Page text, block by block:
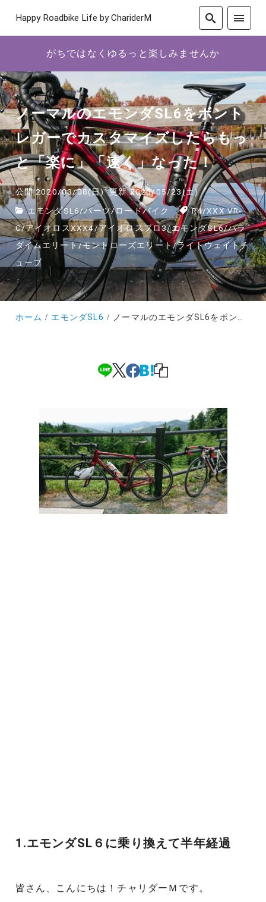
Happy Roadbike Life by ChariderM
がちではなくゆるっと楽しみませんか
ノーマルのエモンダSL6をボント
レガーでカスタマイズしたらもっ
と「楽に」「速く」なった！
公開:2020/03/08(日) 更新:2020/05/23(土)
エモンダSL6/パーツ/ロードバイク R4/XXX VR-
C/アイオロスXXX4/アイオロスプロ3/エモンダSL6/パラ
ダイムエリート/モントローズエリート/ライトウェイトチ
ューブ
ホーム エモンダSL6 ノーマルのエモンダSL6をボントレガーでカスタマイズしたらもっと「楽に」「速く」なった！
1.エモンダSL６に乗り換えて半年経過
皆さん、こんにちは！チャリダーＭです。